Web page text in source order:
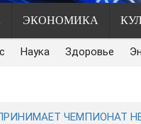
ЭКОНОМИКА
Наука Здоровье
ЧЕМПИОНАТ